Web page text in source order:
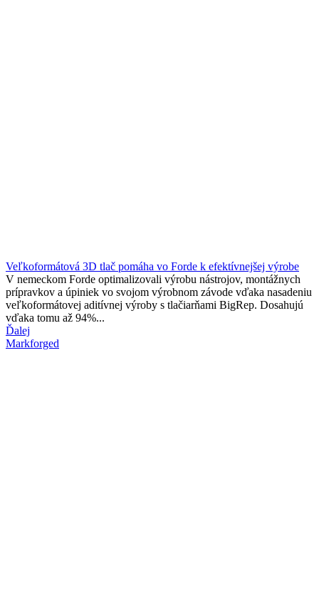
Veľkoformátová 3D tlač pomáha vo Forde k efektívnejšej výrobe
V nemeckom Forde optimalizovali výrobu nástrojov, montážnych
prípravkov a úpiniek vo svojom výrobnom závode vďaka nasadeniu
veľkoformátovej aditívnej výroby s tlačiarňami BigRep. Dosahujú
vďaka tomu až 94%...
Ďalej
Markforged